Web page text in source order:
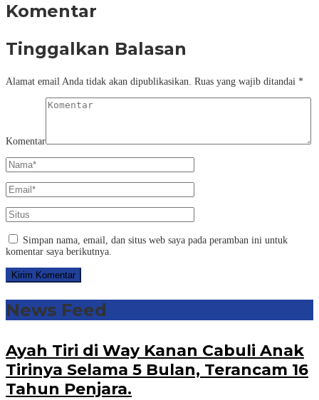
Komentar
Tinggalkan Balasan
Alamat email Anda tidak akan dipublikasikan. Ruas yang wajib ditandai *
Komentar
Simpan nama, email, dan situs web saya pada peramban ini untuk
komentar saya berikutnya.
News Feed
Ayah Tiri di Way Kanan Cabuli Anak
Tirinya Selama 5 Bulan, Terancam 16
Tahun Penjara.